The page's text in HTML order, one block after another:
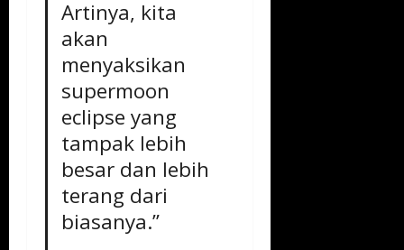
Artinya, kita
akan
menyaksikan
supermoon
eclipse yang
tampak lebih
besar dan lebih
terang dari
biasanya.”